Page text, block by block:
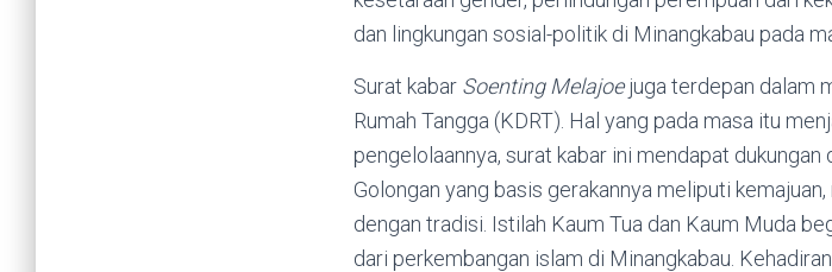
dan lingkungan sosial-politik di Minangkabau pada
Surat kabar Soenting Melajoejuga terdepan dalam
Rumah Tangga (KDRT). Hal yang pada masa itu
pengelolaannya, surat kabar ini mendapat
Golongan yang basis gerakannya meliputi
dengan tradisi. Istilah Kaum Tua dan Kaum Muda
dari perkembangan islam di Minangkabau.